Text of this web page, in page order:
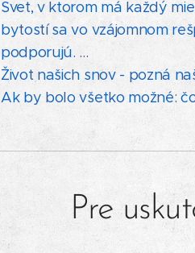
Svet, v ktorom má každý
bytostí sa vo vzájomnom
podporujú. ...
Život našich snov - pozná
Ak by bolo všetko možné:
Pre